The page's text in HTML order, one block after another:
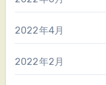
2022年4月
2022年2月